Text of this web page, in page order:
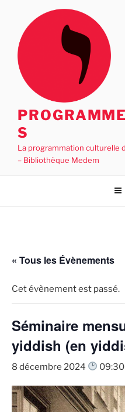
contenu
principal
S
La programmation culturelle
– Bibliothèque Medem
« Tous les Évènements
Cet évènement est passé.
Séminaire
yiddish (en
8 décembre 2024 09:30